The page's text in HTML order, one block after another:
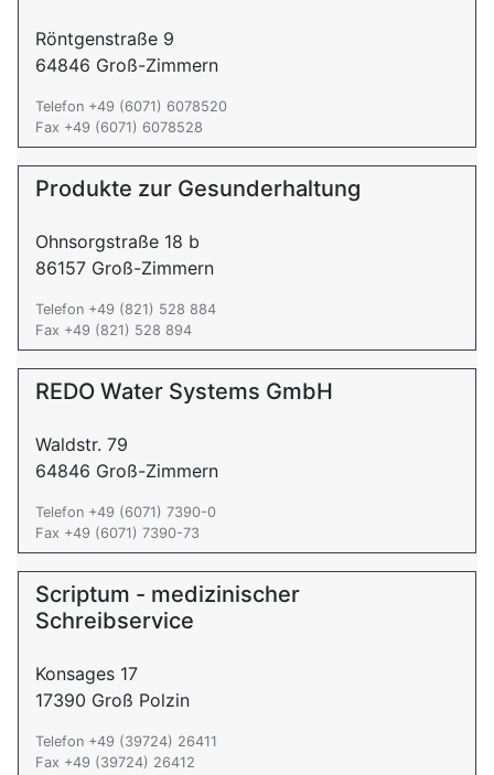
Röntgenstraße 9
64846 Groß-Zimmern
Telefon +49 (6071) 6078520
Fax +49 (6071) 6078528
Produkte zur Gesunderhaltung
Ohnsorgstraße 18 b
86157 Groß-Zimmern
Telefon +49 (821) 528 884
Fax +49 (821) 528 894
REDO Water Systems GmbH
Waldstr. 79
64846 Groß-Zimmern
Telefon +49 (6071) 7390-0
Fax +49 (6071) 7390-73
Scriptum - medizinischer
Schreibservice
Konsages 17
17390 Groß Polzin
Telefon +49 (39724) 26411
Fax +49 (39724) 26412